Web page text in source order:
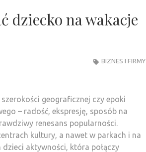
dziecko na wakacje
BIZNES I FIRMY
geograficznej czy epoki
– radość, ekspresję, sposób na
renesans popularności.
kultury, a nawet w parkach i na
aktywności, która połączy